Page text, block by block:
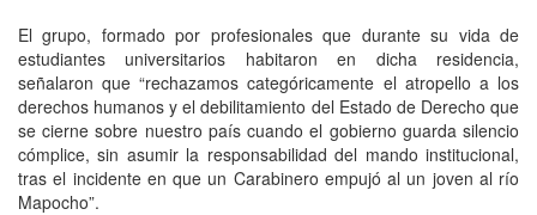
El grupo, formado por profesionales que durante su vida de
estudiantes universitarios habitaron en dicha residencia,
señalaron que “rechazamos categóricamente el atropello a los
derechos humanos y el debilitamiento del Estado de Derecho que
se cierne sobre nuestro país cuando el gobierno guarda silencio
cómplice, sin asumir la responsabilidad del mando institucional,
tras el incidente en que un Carabinero empujó al un joven al río
Mapocho”.